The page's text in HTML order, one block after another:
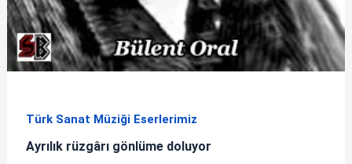
Türk Sanat Müziği Eserlerimiz
Ayrılık rüzgârı gönlüme doluyor